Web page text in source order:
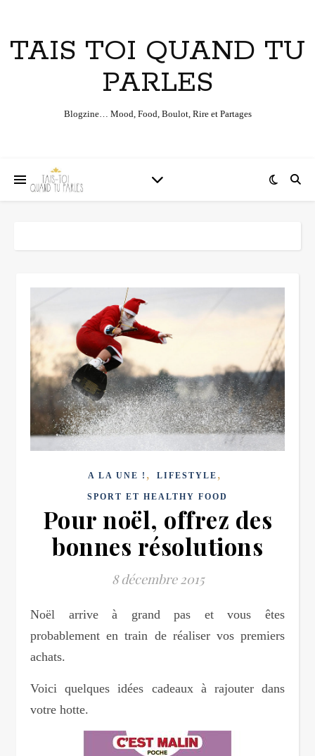
TAIS TOI QUAND TU
PARLES
Blogzine… Mood, Food, Boulot, Rire et Partages
A LA UNE ! , LIFESTYLE ,
SPORT ET HEALTHY FOOD
Pour noël, offrez des
bonnes résolutions
8 décembre 2015
Noël arrive à grand pas et vous êtes
probablement en train de réaliser vos premiers
achats.
Voici quelques idées cadeaux à rajouter dans
votre hotte.